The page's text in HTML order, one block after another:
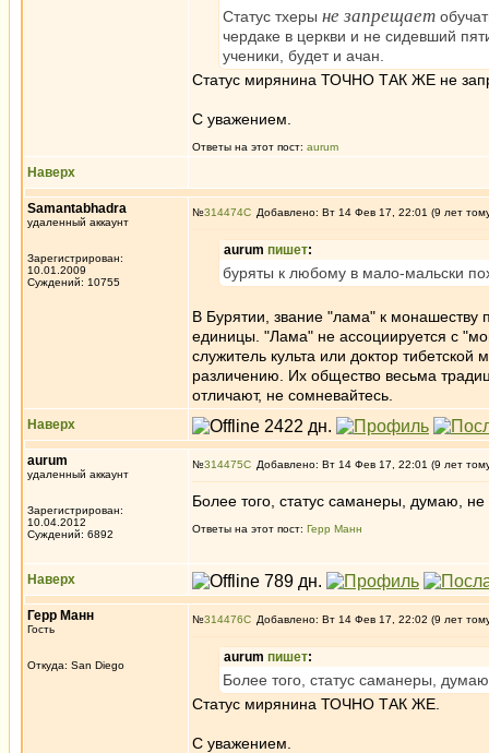
Статус тхеры не запрещает
чердаке в церкви и не сидевший
ученики, будет и ачан.
Статус мирянина ТОЧНО ТАК ЖЕ не
С уважением.
Ответы на этот пост: aurum
Наверх
Samantabhadra
удаленный аккаунт
Зарегистрирован:
10.01.2009
Суждений: 10755
№314474 Добавлено: Вт 14 Фев 17, 22:01 (9 лет
aurum пишет:
буряты к любому в мало-мальски
В Бурятии, звание "лама" к
единицы. "Лама" не ассоциируется с
служитель культа или доктор
различению. Их общество весьма
отличают, не сомневайтесь.
Наверх
aurum
удаленный аккаунт
Зарегистрирован:
10.04.2012
Суждений: 6892
№314475 Добавлено: Вт 14 Фев 17, 22:01 (9 лет
Более того, статус саманеры, думаю,
Ответы на этот пост: Герр Манн
Наверх
Герр Манн
Гость
Откуда: San Diego
№314476 Добавлено: Вт 14 Фев 17, 22:02 (9 лет
aurum пишет:
Более того, статус саманеры,
Статус мирянина ТОЧНО ТАК ЖЕ.
С уважением.